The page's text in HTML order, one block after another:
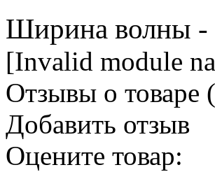
Ширина волны -
[Invalid module
Отзывы о товаре (
Добавить отзыв
Оцените товар: